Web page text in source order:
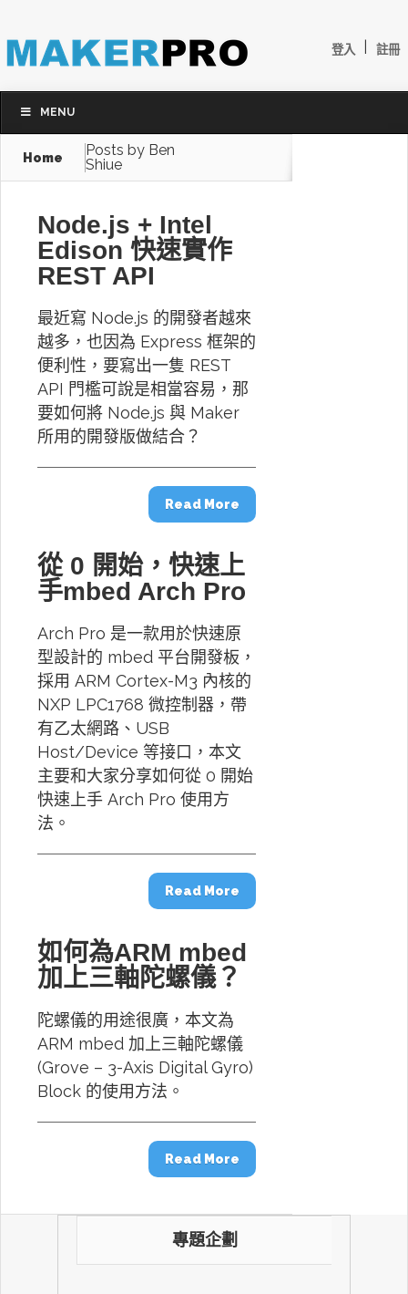
登入 註冊
MENU
Home
Posts by Ben
Shiue
Node.js + Intel
Edison 快速實作
REST API
最近寫 Node.js 的開發者越來
越多，也因為 Express 框架的
便利性，要寫出一隻 REST
API 門檻可說是相當容易，那
要如何將 Node.js 與 Maker
所用的開發版做結合？
Read More
從 0 開始，快速上
手mbed Arch Pro
Arch Pro 是一款用於快速原
型設計的 mbed 平台開發板，
採用 ARM Cortex-M3 內核的
NXP LPC1768 微控制器，帶
有乙太網路、USB
Host/Device 等接口，本文
主要和大家分享如何從 0 開始
快速上手 Arch Pro 使用方
法。
Read More
如何為ARM mbed
加上三軸陀螺儀？
陀螺儀的用途很廣，本文為
ARM mbed 加上三軸陀螺儀
(Grove – 3-Axis Digital Gyro)
Block 的使用方法。
Read More
專題企劃